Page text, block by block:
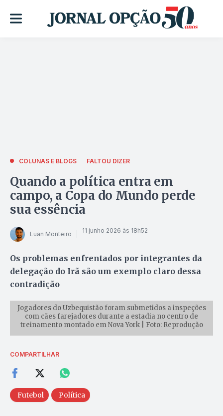
COLUNAS E BLOGS FALTOU DIZER
Quando a política entra em
campo, a Copa do Mundo perde
sua essência
Luan Monteiro 11 junho 2026 às 18h52
Os problemas enfrentados por integrantes da
delegação do Irã são um exemplo claro dessa
contradição
Jogadores do Uzbequistão foram submetidos a inspeções
com cães farejadores durante a estadia no centro de
treinamento montado em Nova York | Foto: Reprodução
COMPARTILHAR
Futebol Política